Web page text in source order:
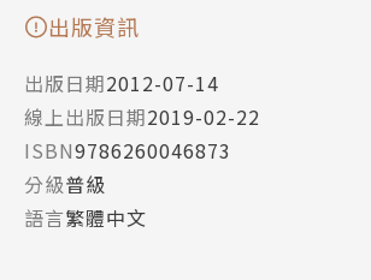
出版資訊
出版日期2012-07-14
線上出版日期2019-02-22
ISBN9786260046873
分級普級
語言繁體中文